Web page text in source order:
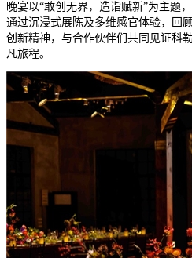
晚宴以“敢创无界，造诣赋新”为主题
通过沉浸式展陈及多维感官体验，回
创新精神，与合作伙伴们共同见证科
凡旅程。